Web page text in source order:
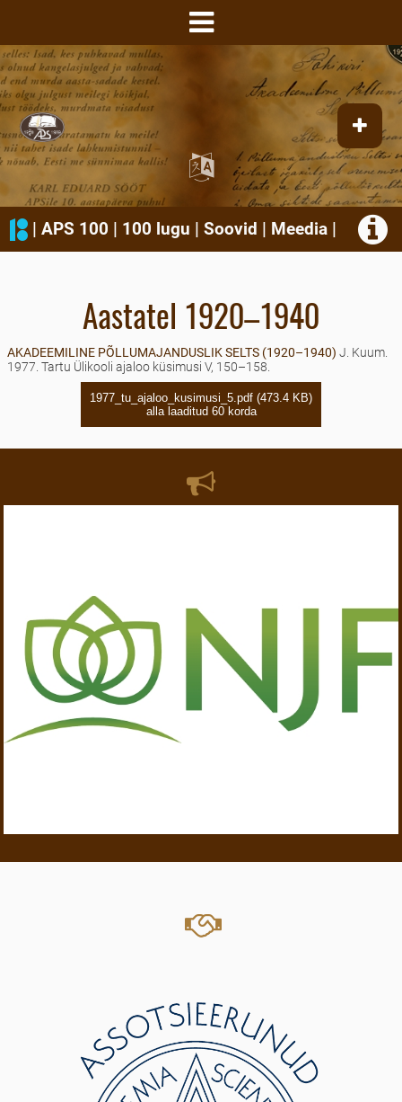
| APS 100 | 100 lugu | Soovid | Meedia|
Aastatel 1920–1940
AKADEEMILINE PÕLLUMAJANDUSLIK SELTS (1920–1940) J. Kuum.
1977. Tartu Ülikooli ajaloo küsimusi V, 150–158.
1977_tu_ajaloo_kusimusi_5.pdf (473.4 KB)
alla laaditud 60 korda